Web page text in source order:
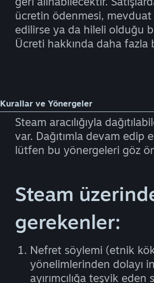
ücretin ödenmesi, mevduat
edilirse ya da hileli olduğu
Ücreti hakkında daha
Kurallar ve Yönergeler
Steam aracılığıyla
var. Dağıtımla devam
lütfen bu yönergeleri göz
Steam
gerekenler:
Nefret söylemi (etnik
yönelimlerinden dolayı
ayırımcılığa teşvik